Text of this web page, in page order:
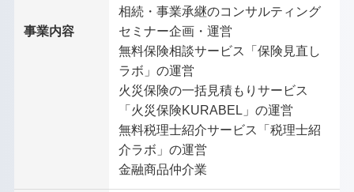
事業内容
相続・事業承継のコンサルティング
セミナー企画・運営
無料保険相談サービス「保険見直し
ラボ」の運営
火災保険の一括見積もりサービス
「火災保険KURABEL」の運営
無料税理士紹介サービス「税理士紹
介ラボ」の運営
金融商品仲介業